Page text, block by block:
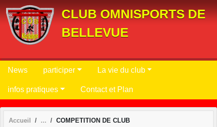
CLUB OMNISPORTS DE
BELLEVUE
News participer La vie du club
infos pratiques Contact et Plan
Accueil COMPETITION DE CLUB
Panneau de gestion des cookies